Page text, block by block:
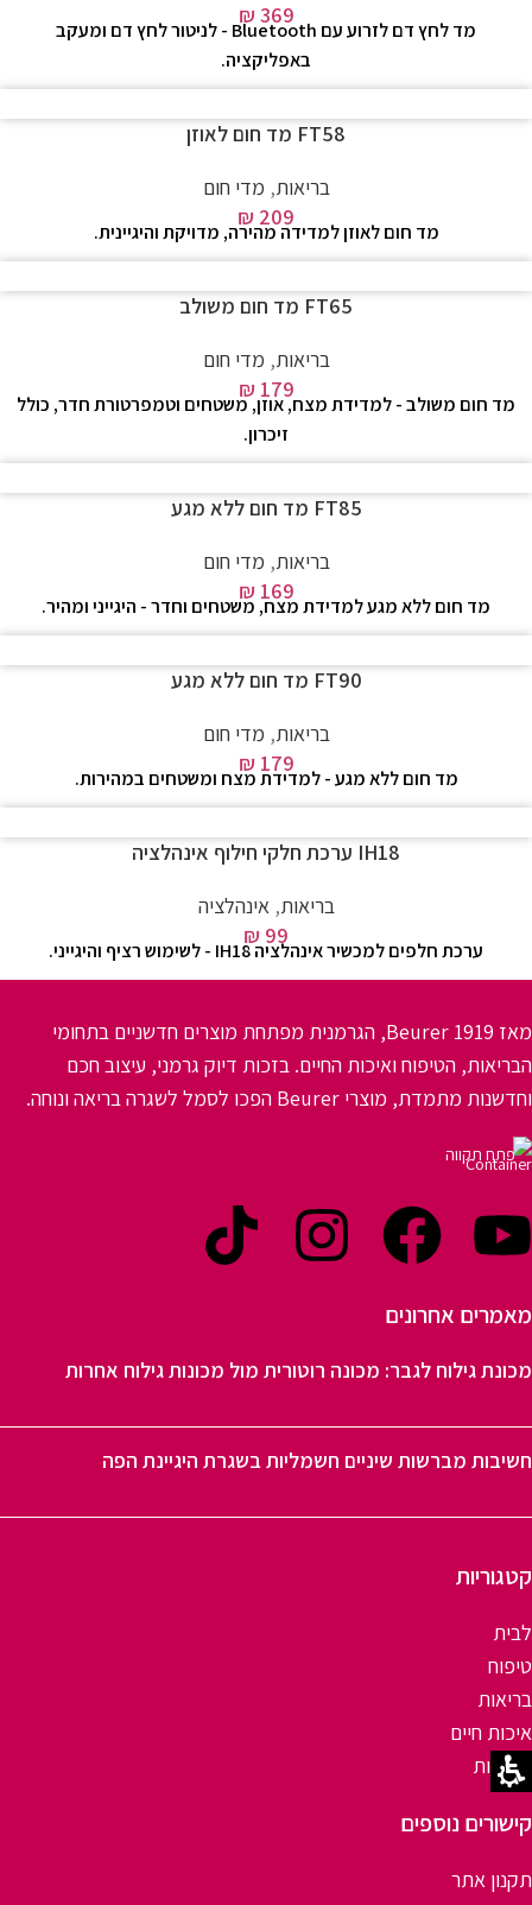
₪ 369
מד לחץ דם לזרוע עם Bluetooth - לניטור לחץ דם ומעקב
באפליקציה.
FT58 מד חום לאוזן
בריאות, מדי חום
₪ 209
מד חום לאוזן למדידה מהירה, מדויקת והיגיינית.
FT65 מד חום משולב
בריאות, מדי חום
₪ 179
מד חום משולב - למדידת מצח, אוזן, משטחים וטמפרטורת חדר, כולל
זיכרון.
FT85 מד חום ללא מגע
בריאות, מדי חום
₪ 169
מד חום ללא מגע למדידת מצח, משטחים וחדר - היגייני ומהיר.
FT90 מד חום ללא מגע
בריאות, מדי חום
₪ 179
מד חום ללא מגע - למדידת מצח ומשטחים במהירות.
IH18 ערכת חלקי חילוף אינהלציה
בריאות,אינהלציה
₪ 99
ערכת חלפים למכשיר אינהלציה IH18 - לשימוש רציף והיגייני.
מאז 1919 Beurer, הגרמנית מפתחת מוצרים חדשניים בתחומי
הבריאות, הטיפוח ואיכות החיים. בזכות דיוק גרמני, עיצוב חכם
וחדשנות מתמדת, מוצרי Beurer הפכו לסמל לשגרה בריאה ונוחה.
פתח תקווה
מאמרים אחרונים
מכונת גילוח לגבר: מכונה רוטורית מול מכונות גילוח אחרות
חשיבות מברשות שיניים חשמליות בשגרת היגיינת הפה
קטגוריות
לבית
טיפוח
בריאות
איכות חיים
תינוקות
קישורים נוספים
תקנון אתר